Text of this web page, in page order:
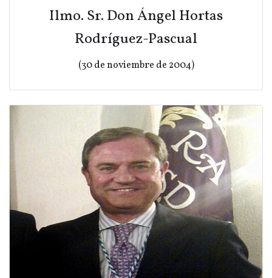
Ilmo. Sr. Don Ángel Hortas
Rodríguez-Pascual
(30 de noviembre de 2004)